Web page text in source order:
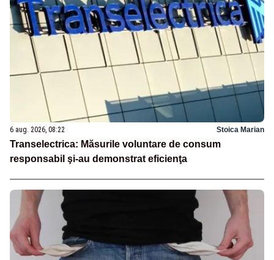
6 aug. 2026, 08:22 Stoica Marian
Transelectrica: Măsurile voluntare de consum
responsabil şi-au demonstrat eficienţa